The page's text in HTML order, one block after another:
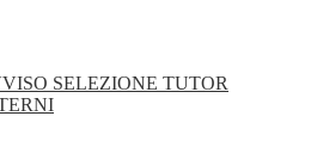
SELEZIONE TUTOR